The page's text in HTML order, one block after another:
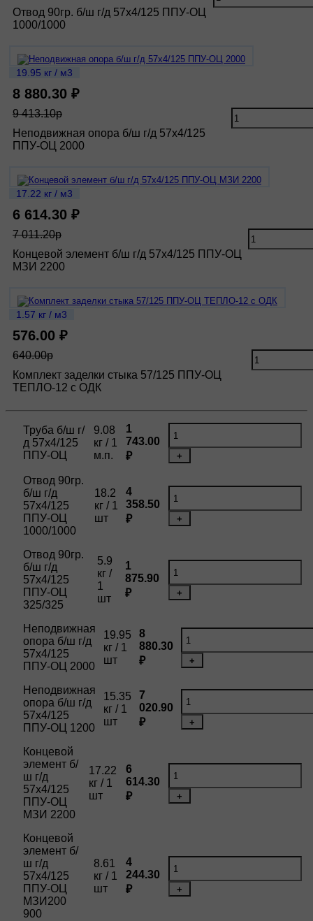
Отвод 90гр. б/ш г/д 57х4/125 ППУ-ОЦ
1000/1000
19.95 кг / м3
8 880.30 ₽
9 413.10р
Неподвижная опора б/ш г/д 57х4/125
ППУ-ОЦ 2000
17.22 кг / м3
6 614.30 ₽
7 011.20р
Концевой элемент б/ш г/д 57х4/125 ППУ-ОЦ
МЗИ 2200
1.57 кг / м3
576.00 ₽
640.00р
Комплект заделки стыка 57/125 ППУ-ОЦ
ТЕПЛО-12 с ОДК
Труба б/ш г/
д 57х4/125
ППУ-ОЦ
9.08
кг / 1
м.п.
1
743.00
₽
+
Отвод 90гр.
б/ш г/д
57х4/125
ППУ-ОЦ
1000/1000
18.2
кг / 1
шт
4
358.50
₽
+
Отвод 90гр.
б/ш г/д
57х4/125
ППУ-ОЦ
325/325
5.9
кг /
1
шт
1
875.90
₽
+
Неподвижная
опора б/ш г/д
57х4/125
ППУ-ОЦ 2000
19.95
кг / 1
шт
8
880.30
₽
+
Неподвижная
опора б/ш г/д
57х4/125
ППУ-ОЦ 1200
15.35
кг / 1
шт
7
020.90
₽
+
Концевой
элемент б/
ш г/д
57х4/125
ППУ-ОЦ
МЗИ 2200
17.22
кг / 1
шт
6
614.30
₽
+
Концевой
элемент б/
ш г/д
57х4/125
ППУ-ОЦ
МЗИ200
900
8.61
кг / 1
шт
4
244.30
₽
+